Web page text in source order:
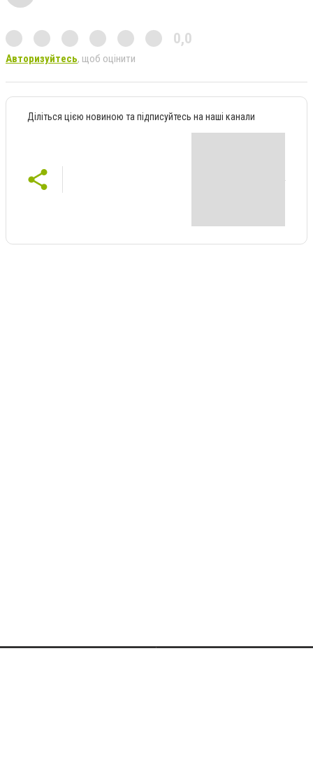
0,0
Авторизуйтесь, щоб оцінити
Діліться цією новиною та підписуйтесь на наші канали